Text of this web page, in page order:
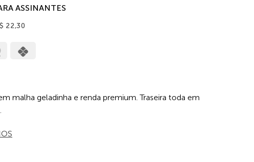
ASSINANTES
22,30
MasterCard
malha geladinha e renda premium. Traseira toda em